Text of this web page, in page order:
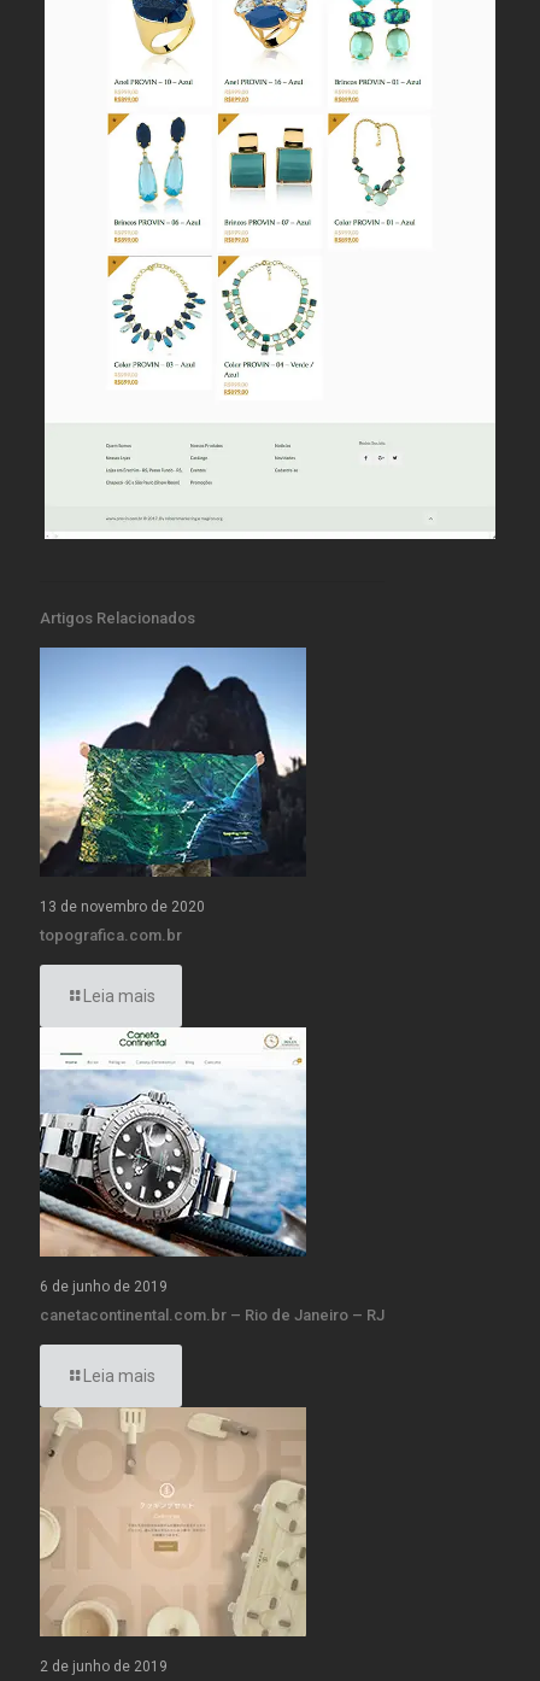
Artigos Relacionados
13 de novembro de 2020
topografica.com.br
Leia mais
6 de junho de 2019
canetacontinental.com.br – Rio de Janeiro – RJ
Leia mais
2 de junho de 2019